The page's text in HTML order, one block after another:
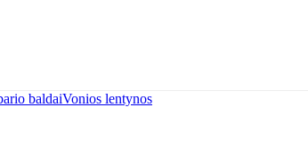
baldaiVonios lentynos